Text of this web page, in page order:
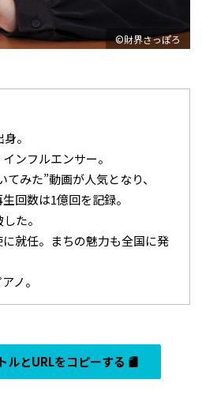
©財界さっぽろ
。
ンフルエンサー。
みた”動画が人気となり、
回数は1億回を記録。
た。
就任。まちの魅力も全国に発
ノ。
ルとURLをコピーする